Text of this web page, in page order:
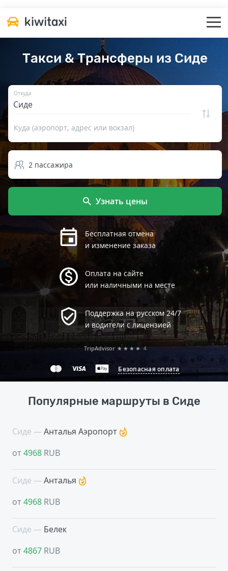
Такси & Трансферы из Сиде
Откуда
Куда (аэропорт, адрес или вокзал)
2 пассажира
Узнать цены
Бесплатная отмена
и изменение заказа
Оплата на сайте
или наличными на месте
Поддержка на русском 24/7
и водители с лицензией
Безопасная оплата
TripAdvisor ★★★★ 4
Популярные маршруты в Сиде
Сиде — Анталья Аэропорт
от4968 RUB
Сиде — Анталья
от4968 RUB
Сиде — Белек
от4867 RUB